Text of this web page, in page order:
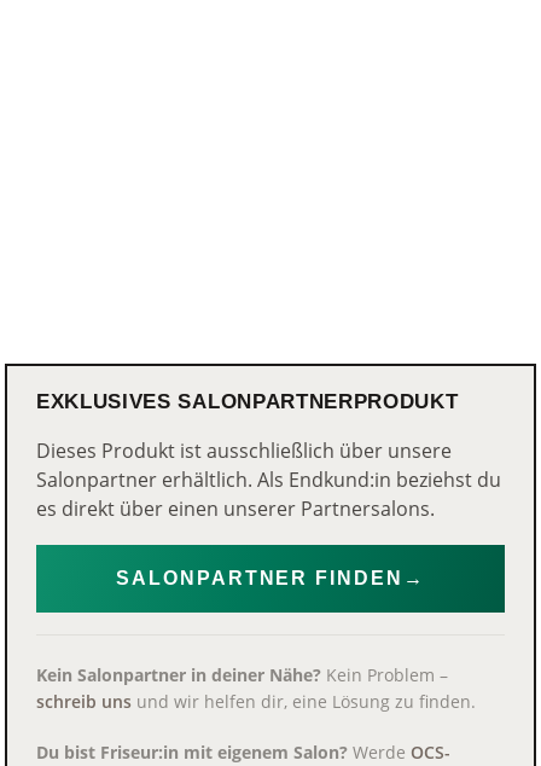
EXKLUSIVES SALONPARTNERPRODUKT
Dieses Produkt ist ausschließlich über unsere
Salonpartner erhältlich. Als Endkund:in beziehst du
es direkt über einen unserer Partnersalons.
SALONPARTNER FINDEN →
Kein Salonpartner in deiner Nähe?Kein Problem –
schreib unsund wir helfen dir, eine Lösung zu finden.
Du bist Friseur:in mit eigenem Salon?Werde OCS-